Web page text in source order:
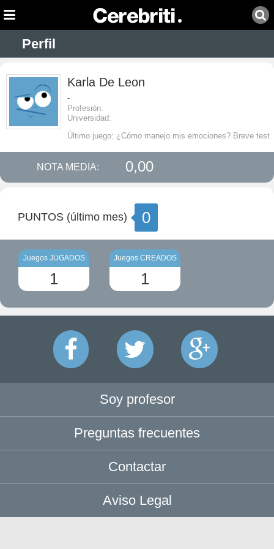
Perfil
Karla De Leon
-
Profesión:
Universidad:
Último juego: ¿Cómo manejo mis emociones? Breve test
NOTA MEDIA: 0,00
PUNTOS (último mes) 0
Juegos JUGADOS
1
Juegos CREADOS
1
Soy profesor
Preguntas frecuentes
Contactar
Aviso Legal